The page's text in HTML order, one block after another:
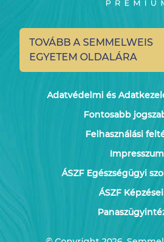
TOVÁBB A SEMMELWEIS
EGYETEM OLDALÁRA
Adatvédelmi és
Fontosabb
Felhasználási
Impresszum
ÁSZF Egészségügyi
ÁSZF